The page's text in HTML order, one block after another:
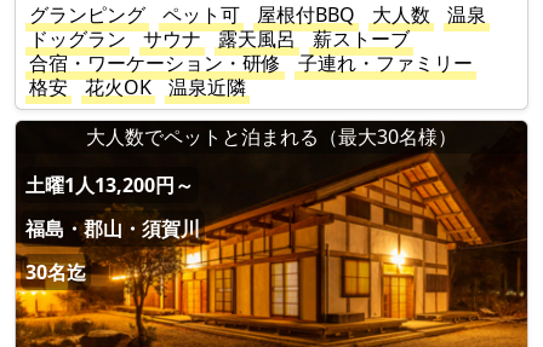
グランピング
ペット可 屋根付BBQ 大人数
温泉
ドッグラン
サウナ 露天風呂
薪ストーブ
合宿・ワーケーション・研修
子連れ・ファミリー
格安
花火OK
温泉近隣
大人数でペットと泊まれる（最大30名様）
土曜1人13,200円～
福島・郡山・須賀川
30名迄